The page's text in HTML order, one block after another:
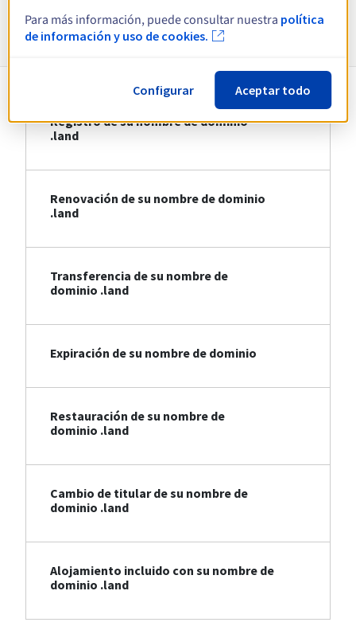
Información sobre .land
Registro de su nombre de dominio
.land
Renovación de su nombre de dominio
.land
Transferencia de su nombre de
dominio .land
Expiración de su nombre de dominio
Restauración de su nombre de
dominio .land
Cambio de titular de su nombre de
dominio .land
Alojamiento incluido con su nombre de
dominio .land
Para más información, puede consultar nuestra política
de información y uso de cookies.
Configurar Aceptar todo